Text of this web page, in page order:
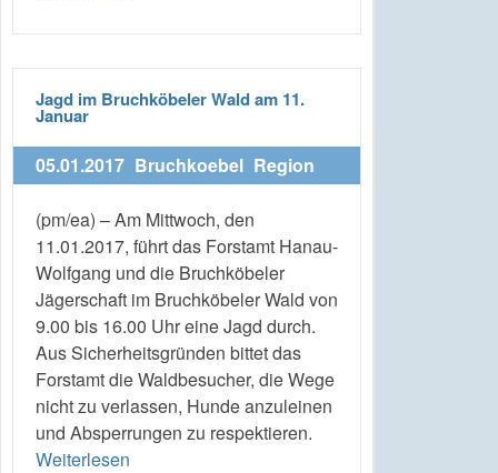
Jagd im Bruchköbeler Wald am 11.
Januar
05.01.2017 Bruchkoebel Region
(pm/ea) – Am Mittwoch, den
11.01.2017, führt das Forstamt Hanau-
Wolfgang und die Bruchköbeler
Jägerschaft im Bruchköbeler Wald von
9.00 bis 16.00 Uhr eine Jagd durch.
Aus Sicherheitsgründen bittet das
Forstamt die Waldbesucher, die Wege
nicht zu verlassen, Hunde anzuleinen
und Absperrungen zu respektieren.
Weiterlesen